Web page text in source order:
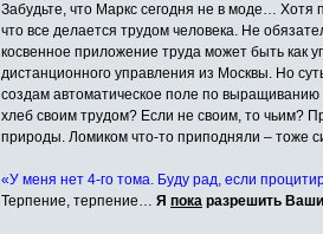
Забудьте, что Маркс сегодня не в моде… Хотя
что все делается трудом человека. Не
косвенное приложение труда может быть как
дистанционного управления из Москвы. Но
создам автоматическое поле по выращиванию
хлеб своим трудом? Если не своим, то чьим?
природы. Ломиком что-то приподняли – тоже
«У меня нет 4-го тома. Буду рад, если
Терпение, терпение… Я пока разрешить